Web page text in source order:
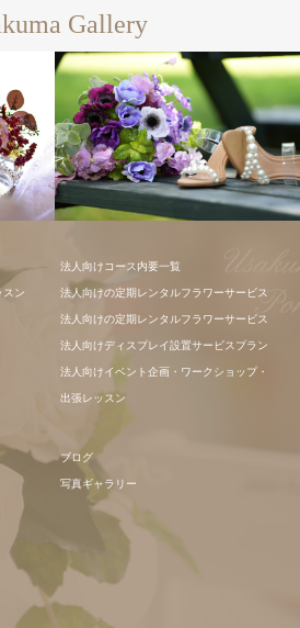
Gallery
ンジメント
スン
法人向けコース内要一覧
法人向けの定期レンタルフラワーサービス
法人向けの定期レンタルフラワーサービス
法人向けディスプレイ設置サービスプラン
法人向けイベント企画・ワークショップ・
出張レッスン
ブログ
写真ギャラリー